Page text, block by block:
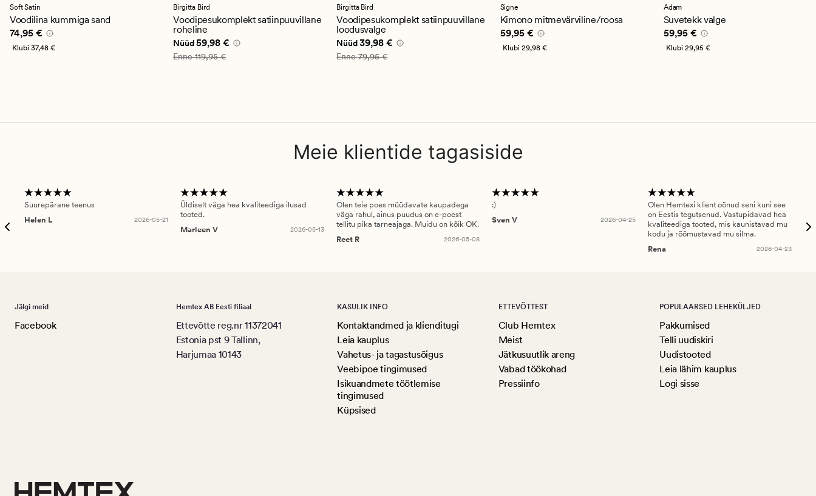
hinnanguga
4.5
Soft Satin
Voodilina kummiga sand
Pris_ee 74,95 €
74,95 €
Klubi 37,48 €
Birgitta Bird
Voodipesukomplekt satiinpuuvillane
roheline
Nåværende pris_ee
Nüüd59,98 €
Vanlig pris_ee
Enne119,95 €
Birgitta Bird
Voodipesukomplekt satiinpuuvillane
loodusvalge
Nåværende pris_ee
Nüüd 39,98 €
Vanlig pris_ee
Enne79,95 €
Signe
Kimono mitmevärviline/roosa
Pris_ee 59,95 €
59,95 €
Klubi 29,98 €
hinnanguga
4
Adam
Suvetekk valge
Pris_ee 59,95 €
59,95 €
Klubi 29,95 €
Meie klientide tagasiside
Suurepärane teenus
Helen L
2026-05-21
Üldiselt väga hea kvaliteediga ilusad
tooted.
Marleen V
2026-05-13
Olen teie poes müüdavate kaupadega
väga rahul, ainus puudus on e-poest
tellitu pika tarneajaga. Muidu on kõik OK.
Reet R
2026-05-08
:)
Sven V
2026-04-25
Olen Hemtexi klient oönud seni kuni see
on Eestis tegutsenud. Vastupidavad hea
kvaliteediga tooted, mis kaunistavad mu
kodu ja rõõmustavad mu silma.
Rena
2026-04-23
Jälgi meid
Facebook
Hemtex AB Eesti filiaal
Ettevõtte reg.nr 11372041
Estonia pst 9 Tallinn,
Harjumaa 10143
KASULIK INFO
Kontaktandmed ja klienditugi
Leia kauplus
Vahetus- ja tagastusõigus
Veebipoe tingimused
Isikuandmete töötlemise
tingimused
Küpsised
ETTEVÕTTEST
Club Hemtex
Meist
Jätkusuutlik areng
Vabad töökohad
Pressiinfo
POPULAARSED LEHEKÜLJED
Pakkumised
Telli uudiskiri
Uudistooted
Leia lähim kauplus
Logi sisse